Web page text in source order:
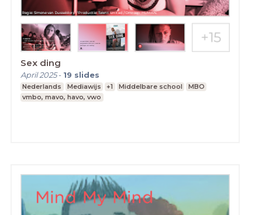
Sex ding
April 2025- 19 slides
Nederlands Mediawijs +1 Middelbare school
MBO
vmbo, mavo, havo, vwo